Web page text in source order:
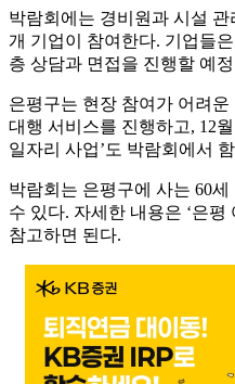
박람회에는 경비원과 시설
개 기업이 참여한다. 기업들
층 상담과 면접을 진행할 예
은평구는 현장 참여가 어려
대행 서비스를 진행하고, 12
일자리 사업’도 박람회에서
박람회는 은평구에 사는 60
수 있다. 자세한 내용은 ‘은평
참고하면 된다.